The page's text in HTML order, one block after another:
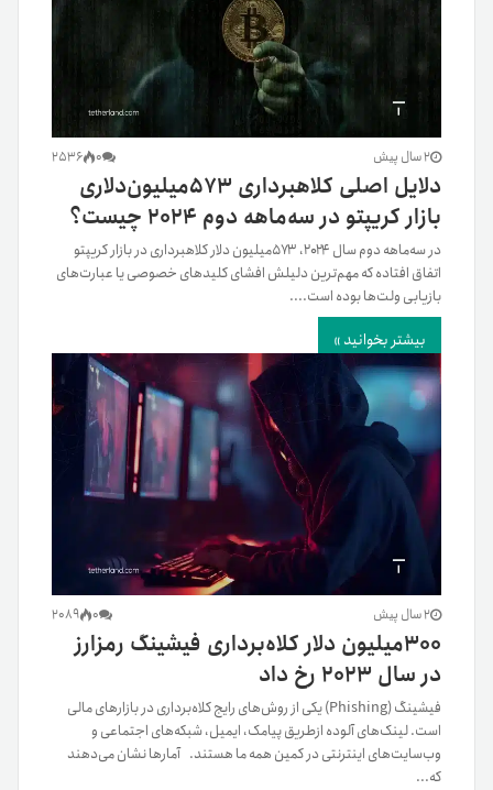
2 سال پیش 0
2536
دلایل اصلی کلاهبرداری ۵۷۳میلیون‌دلاری
بازار کریپتو در سه‌ماهه دوم ۲۰۲۴ چیست؟
در سه‌ماهه دوم سال ۲۰۲۴، ۵۷۳میلیون دلار کلاهبرداری در بازار کریپتو
اتفاق افتاده که مهم‌ترین دلیلش افشای کلیدهای خصوصی یا عبارت‌های
بازیابی ولت‌ها بوده است....
بیشتر بخوانید »
2 سال پیش 0
2089
۳۰۰میلیون دلار کلاه‌برداری فیشینگ رمزارز
در سال ۲۰۲۳ رخ داد
فیشینگ (Phishing) یکی از روش‌های رایج کلاه‌برداری در بازارهای مالی
است. لینک‌های آلوده از‌طریق پیامک، ایمیل، شبکه‌های اجتماعی و
وب‌سایت‌های اینترنتی در کمین همه ما هستند. آمارها نشان می‌دهند
که...